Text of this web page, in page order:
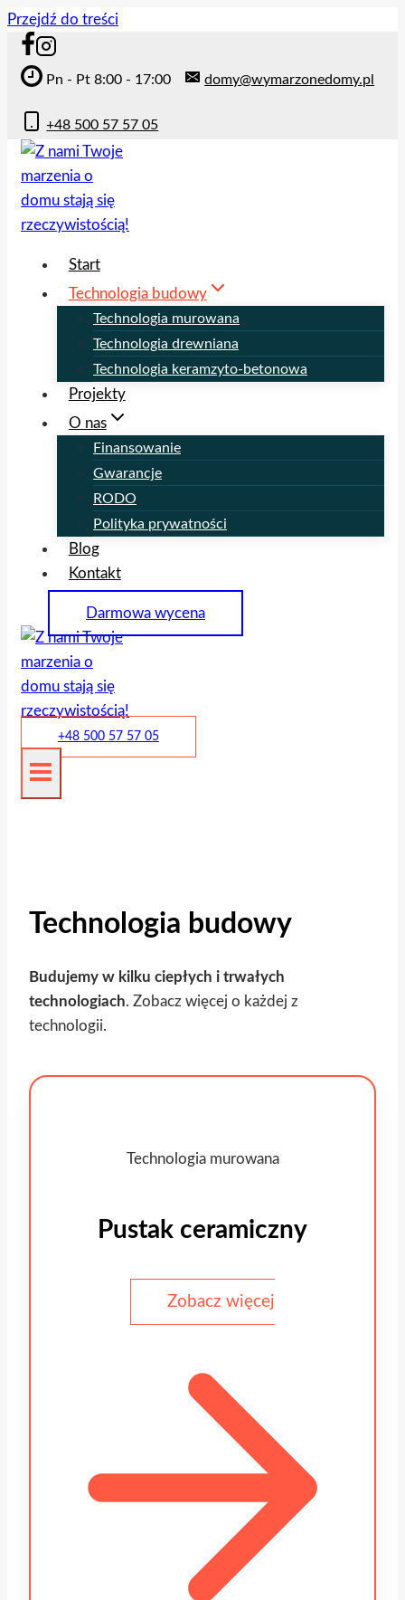
Przejdź do treści
Pn - Pt 8:00 - 17:00 domy@wymarzonedomy.pl
+48 500 57 57 05
Start
Technologia budowy
Technologia murowana
Technologia drewniana
Technologia keramzyto-betonowa
Projekty
O nas
Finansowanie
Gwarancje
RODO
Polityka prywatności
Blog
Kontakt
Darmowa wycena
+48 500 57 57 05
Technologia budowy
Budujemy w kilku ciepłych i trwałych
technologiach. Zobacz więcej o każdej z
technologii.
Technologia murowana
Pustak ceramiczny
Zobacz więcej